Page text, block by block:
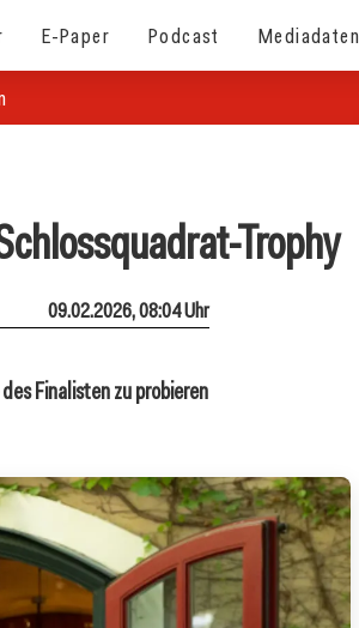
E-Paper Podcast Mediadaten
Trophy
09.02.2026, 08:04 Uhr
Finalisten zu probieren